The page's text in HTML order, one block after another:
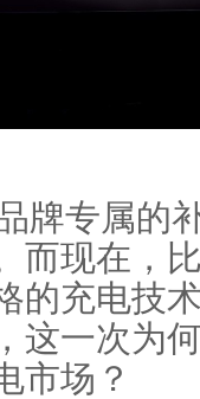
牌专属的
而现在，
的充电技
这一次为
市场？